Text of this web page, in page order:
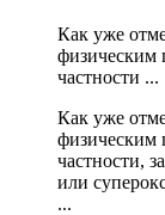
Как уже
физическим
частности ...
Как уже
физическим
частности,
или
...